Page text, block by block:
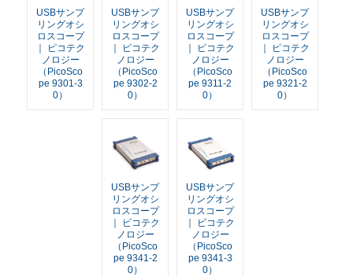
USBサンプ
リングオシ
ロスコープ
｜ ピコテク
ノロジー
（PicoSco
pe 9301-3
0）
USBサンプ
リングオシ
ロスコープ
｜ ピコテク
ノロジー
（PicoSco
pe 9302-2
0）
USBサンプ
リングオシ
ロスコープ
｜ ピコテク
ノロジー
（PicoSco
pe 9311-2
0）
USBサンプ
リングオシ
ロスコープ
｜ ピコテク
ノロジー
（PicoSco
pe 9321-2
0）
USBサンプ
リングオシ
ロスコープ
｜ ピコテク
ノロジー
（PicoSco
pe 9341-2
0）
USBサンプ
リングオシ
ロスコープ
｜ ピコテク
ノロジー
（PicoSco
pe 9341-3
0）